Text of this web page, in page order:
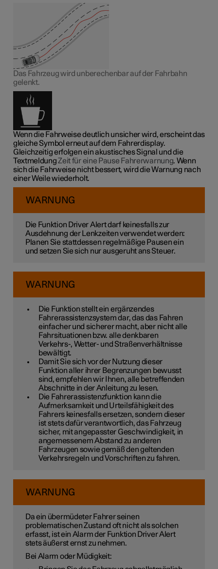
Das Fahrzeug wird unberechenbar auf der Fahrbahn
gelenkt.
Wenn die Fahrweise deutlich unsicher wird, erscheint das
gleiche Symbol erneut auf dem Fahrerdisplay.
Gleichzeitig erfolgen ein akustisches Signal und die
TextmeldungZeit für eine Pause Fahrerwarnung. Wenn
sich die Fahrweise nicht bessert, wird die Warnung nach
einer Weile wiederholt.
WARNUNG
Die Funktion Driver Alert darf keinesfalls zur
Ausdehnung der Lenkzeiten verwendet werden:
Planen Sie stattdessen regelmäßige Pausen ein
und setzen Sie sich nur ausgeruht ans Steuer.
WARNUNG
Die Funktion stellt ein ergänzendes
Fahrerassistenzsystem dar, das das Fahren
einfacher und sicherer macht, aber nicht alle
Fahrsituationen bzw. alle denkbaren
Verkehrs-, Wetter- und Straßenverhältnisse
bewältigt.
Damit Sie sich vor der Nutzung dieser
Funktion aller ihrer Begrenzungen bewusst
sind, empfehlen wir Ihnen, alle betreffenden
Abschnitte in der Anleitung zu lesen.
Die Fahrerassistenzfunktion kann die
Aufmerksamkeit und Urteilsfähigkeit des
Fahrers keinesfalls ersetzen, sondern dieser
ist stets dafür verantwortlich, das Fahrzeug
sicher, mit angepasster Geschwindigkeit, in
angemessenem Abstand zu anderen
Fahrzeugen sowie gemäß den geltenden
Verkehrsregeln und Vorschriften zu fahren.
WARNUNG
Da ein übermüdeter Fahrer seinen
problematischen Zustand oft nicht als solchen
erfasst, ist ein Alarm der Funktion Driver Alert
stets äußerst ernst zu nehmen.
Bei Alarm oder Müdigkeit: